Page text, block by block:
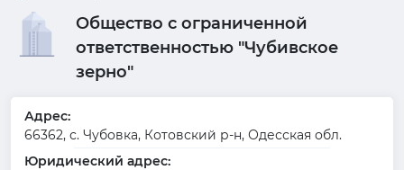
Общество с ограниченной
ответственностью "Чубивское
зерно"
Адрес:
66362, с. Чубовка, Котовский р-н, Одесская обл.
Юридический адрес: